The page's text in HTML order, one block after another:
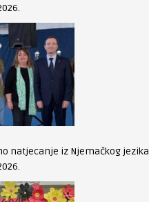
natjecanje iz Njemačkog jezika